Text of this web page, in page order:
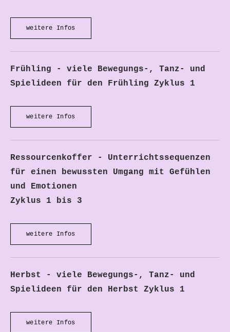
weitere Infos
Frühling - viele Bewegungs-, Tanz- und
Spielideen für den Frühling Zyklus 1
weitere Infos
Ressourcenkoffer - Unterrichtssequenzen
für einen bewussten Umgang mit Gefühlen
und Emotionen
Zyklus 1 bis 3
weitere Infos
Herbst - viele Bewegungs-, Tanz- und
Spielideen für den Herbst Zyklus 1
weitere Infos